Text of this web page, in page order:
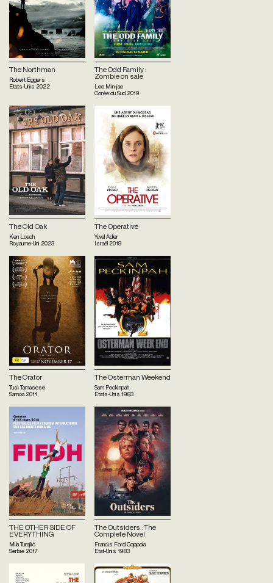
The Northman
Robert Eggers
Etats-Unis 2022
The Odd Family :
Zombie on sale
Lee Min-jae
Corée du Sud 2019
The Old Oak
Ken Loach
Royaume-Uni 2023
The Operative
Yuval Adler
Israël 2019
The Orator
Tusi Tamasese
Samoa 2011
The Osterman Weekend
Sam Peckinpah
Etats-Unis 1983
THE OTHER SIDE OF
EVERYTHING
Mila Turajlić
Serbie 2017
The Outsiders : The
Complete Novel
Francis Ford Coppola
Etat-Unis 1983